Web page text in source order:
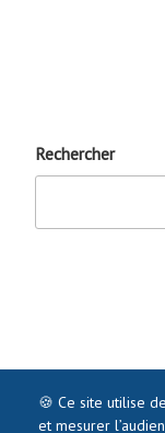
Rechercher
🍪 Ce site utilise
et mesurer